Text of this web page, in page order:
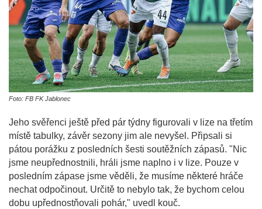
Foto: FB FK Jablonec
Jeho svěřenci ještě před pár týdny figurovali v lize na třetím
místě tabulky, závěr sezony jim ale nevyšel. Připsali si
pátou porážku z posledních šesti soutěžních zápasů. "Nic
jsme neupřednostnili, hráli jsme naplno i v lize. Pouze v
posledním zápase jsme věděli, že musíme některé hráče
nechat odpočinout. Určitě to nebylo tak, že bychom celou
dobu upřednostňovali pohár," uvedl kouč.